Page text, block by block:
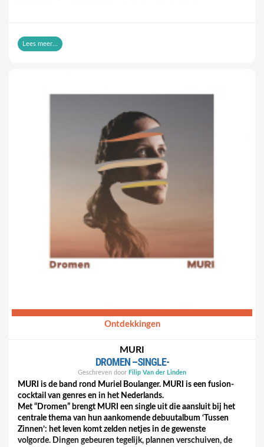
inzingt en als producer optreedt. Vorig jaar nam hij een eerste
demo op en omdat die een goede respons kreeg, ging hij door
Raidnight heeft al een aantal singles klaar die binnenkort hun
https://www.youtube.com/watch?v=TaxYiZK6woI
https://www.youtube.com/watch?v=siGoiMzv0oE
Lees meer...
Ontdekkingen
MURI
DROMEN –SINGLE-
Geschreven door Filip Van der Linden
MURI is de band rond Muriel Boulanger. MURI is een fusion-
cocktail van genres en in het Nederlands.
Met “Dromen” brengt MURI een single uit die aansluit bij het
centrale thema van hun aankomende debuutalbum ‘Tussen
Zinnen’: het leven komt zelden netjes in de gewenste
volgorde. Dingen gebeuren tegelijk, plannen verschuiven, de